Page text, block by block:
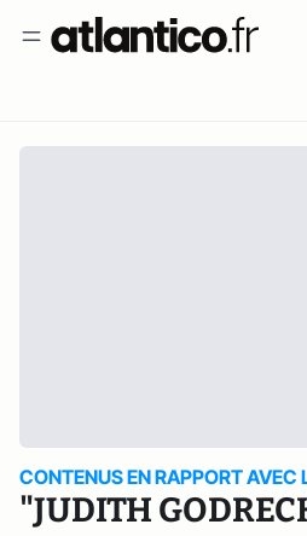
CONTENUS EN RAPPORT AVEC
"JUDITH